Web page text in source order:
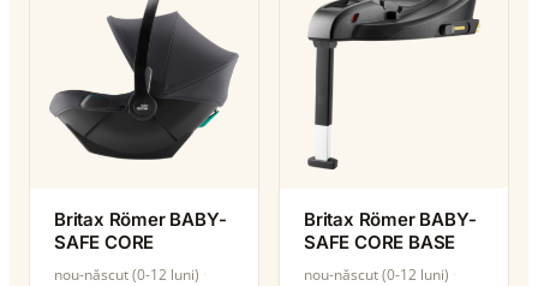
Britax Römer BABY-
SAFE CORE
nou-născut (0-12 luni)
Britax Römer BABY-
SAFE CORE BASE
nou-născut (0-12 luni)